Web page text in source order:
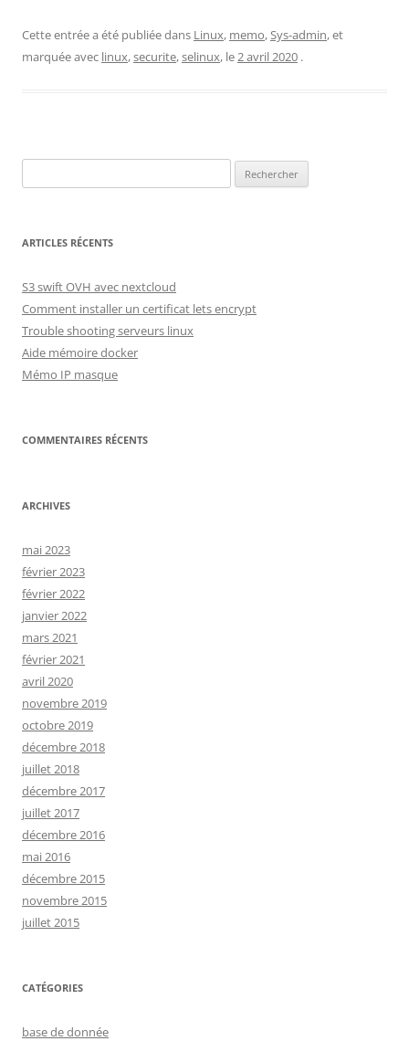
Cette entrée a été publiée dans Linux, memo,Sys-admin, et
marquée avec linux,securite,selinux, le2 avril 2020 .
ARTICLES RÉCENTS
S3 swift OVH avec nextcloud
Comment installer un certificat lets encrypt
Trouble shooting serveurs linux
Aide mémoire docker
Mémo IP masque
COMMENTAIRES RÉCENTS
ARCHIVES
mai 2023
février 2023
février 2022
janvier 2022
mars 2021
février 2021
avril 2020
novembre 2019
octobre 2019
décembre 2018
juillet 2018
décembre 2017
juillet 2017
décembre 2016
mai 2016
décembre 2015
novembre 2015
juillet 2015
CATÉGORIES
base de donnée